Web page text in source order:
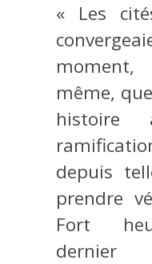
« Les
même,
histoire
depuis
prendre
Fort